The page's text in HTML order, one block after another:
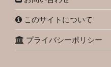
このサイトについて
プライバシーポリシー